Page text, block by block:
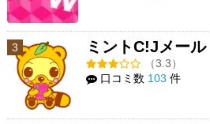
3 ミントC!Jメール
（3.3）
口コミ数 103 件